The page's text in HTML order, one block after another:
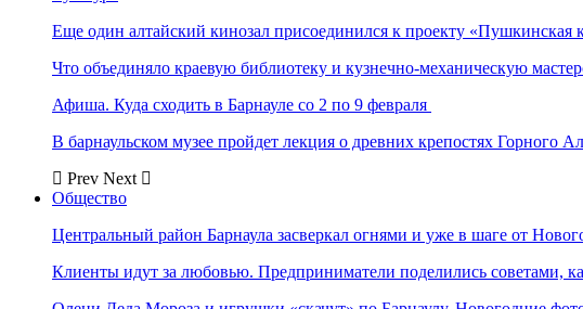
Еще один алтайский кинозал присоединился к проекту «Пушкинская
Что объединяло краевую библиотеку и кузнечно-механическую
Афиша. Куда сходить в Барнауле со 2 по 9 февраля
В барнаульском музее пройдет лекция о древних крепостях Горного
Prev Next
Общество
Центральный район Барнаула засверкал огнями и уже в шаге от
Клиенты идут за любовью. Предприниматели поделились советами,